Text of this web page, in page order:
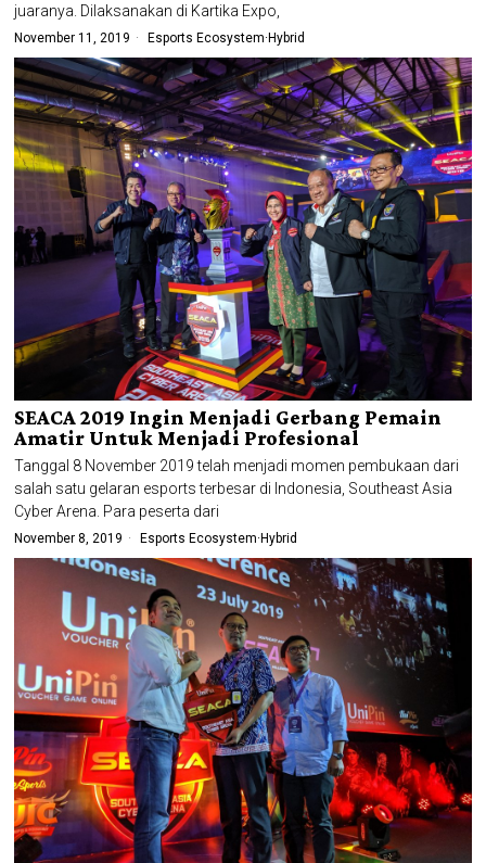
juaranya. Dilaksanakan di Kartika Expo,
November 11, 2019 Esports Ecosystem·Hybrid
SEACA 2019 Ingin Menjadi Gerbang Pemain
Amatir Untuk Menjadi Profesional
Tanggal 8 November 2019 telah menjadi momen pembukaan dari
salah satu gelaran esports terbesar di Indonesia, Southeast Asia
Cyber Arena. Para peserta dari
November 8, 2019 Esports Ecosystem·Hybrid